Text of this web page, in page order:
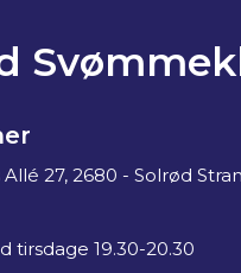
Allé 27, 2680 - Solrød
tirsdage 19.30-20.30